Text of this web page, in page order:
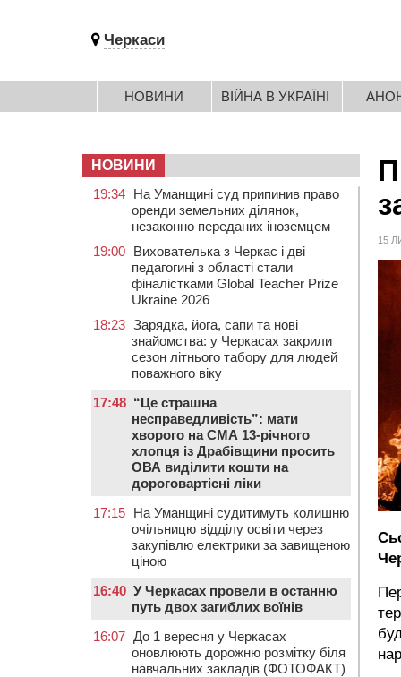
Черкаси
НОВИНИ ВІЙНА В УКРАЇНІ
15
НОВИНИ
19:34 На Уманщині суд припинив право
оренди земельних ділянок,
незаконно переданих іноземцем
19:00 Вихователька з Черкас і дві
педагогині з області стали
фіналістками Global Teacher Prize
Ukraine 2026
18:23 Зарядка, йога, сапи та нові
знайомства: у Черкасах закрили
сезон літнього табору для людей
поважного віку
17:48 “Це страшна
несправедливість”: мати
хворого на СМА 13-річного
хлопця із Драбівщини просить
ОВА виділити кошти на
дороговартісні ліки
17:15 На Уманщині судитимуть колишню
очільницю відділу освіти через
закупівлю електрики за завищеною
ціною
16:40 У Черкасах провели в останню
путь двох загиблих воїнів
16:07 До 1 вересня у Черкасах
оновлюють дорожню розмітку біля
навчальних закладів (ФОТОФАКТ)